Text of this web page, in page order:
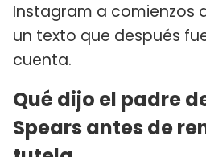
Instagram a comienzos
un texto que después
cuenta.
Qué dijo el padre
Spears antes de